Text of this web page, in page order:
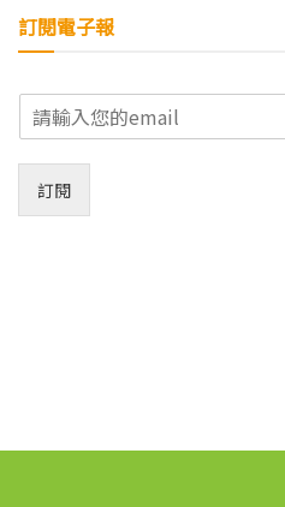
訂閱電子報
m
*
訂閱